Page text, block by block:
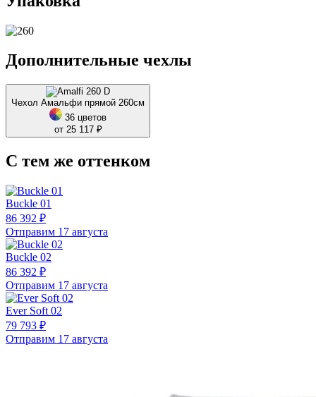
Дополнительные чехлы
Чехол Амальфи прямой 260см
36 цветов
от 25 117 ₽
С тем же оттенком
Buckle 01
86 392 ₽
Отправим 17 августа
Buckle 02
86 392 ₽
Отправим 17 августа
Ever Soft 02
79 793 ₽
Отправим 17 августа